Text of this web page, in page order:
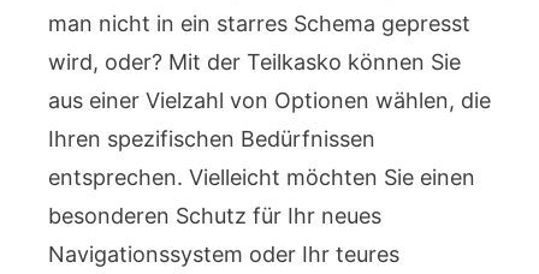
man nicht in ein starres Schema gepresst
wird, oder? Mit der Teilkasko können Sie
aus einer Vielzahl von Optionen wählen, die
Ihren spezifischen Bedürfnissen
entsprechen. Vielleicht möchten Sie einen
besonderen Schutz für Ihr neues
Navigationssystem oder Ihr teures